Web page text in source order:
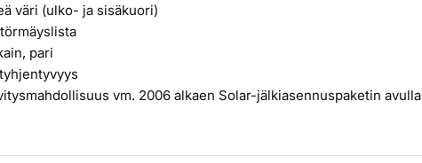
väri (ulko- ja sisäkuori)
pari
vm. 2006 alkaen Solar-jälkiasennuspaketin avulla